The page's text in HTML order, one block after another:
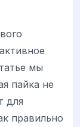
мы
пайка не
для
правильно